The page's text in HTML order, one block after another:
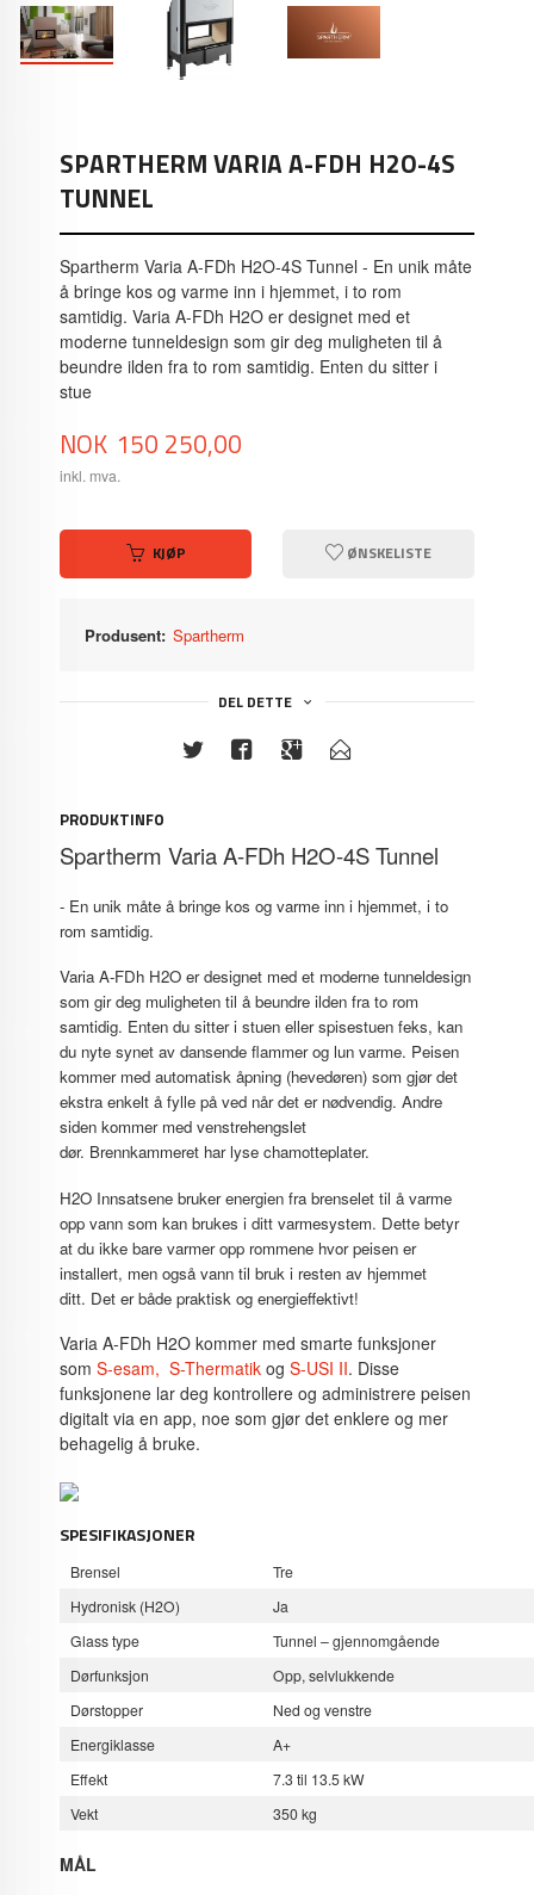
SPARTHERM VARIA A-FDH H2O-4S
TUNNEL
Spartherm Varia A-FDh H2O-4S Tunnel - En unik måte
å bringe kos og varme inn i hjemmet, i to rom
samtidig. Varia A-FDh H2O er designet med et
moderne tunneldesign som gir deg muligheten til å
beundre ilden fra to rom samtidig. Enten du sitter i
stue
Pris
NOK 150 250,00
inkl. mva.
KJØP ØNSKELISTE
Produsent: Spartherm
DEL DETTE
PRODUKTINFO
Spartherm Varia A-FDh H2O-4S Tunnel
- En unik måte å bringe kos og varme inn i hjemmet, i to
rom samtidig.
Varia A-FDh H2O er designet med et moderne tunneldesign
som gir deg muligheten til å beundre ilden fra to rom
samtidig. Enten du sitter i stuen eller spisestuen feks, kan
du nyte synet av dansende flammer og lun varme. Peisen
kommer med automatisk åpning (hevedøren) som gjør det
ekstra enkelt å fylle på ved når det er nødvendig. Andre
siden kommer med venstrehengslet
dør. Brennkammeret har lyse chamotteplater.
H2O Innsatsene bruker energien fra brenselet til å varme
opp vann som kan brukes i ditt varmesystem. Dette betyr
at du ikke bare varmer opp rommene hvor peisen er
installert, men også vann til bruk i resten av hjemmet
ditt. Det er både praktisk og energieffektivt!
Varia A-FDh H2O kommer med smarte funksjoner
somS-esam, S-Thermatik ogS-USI II. Disse
funksjonene lar deg kontrollere og administrere peisen
digitalt via en app, noe som gjør det enklere og mer
behagelig å bruke.
SPESIFIKASJONER
Brensel
Tre
Hydronisk (H2O)
Ja
Glass type
Tunnel – gjennomgående
Dørfunksjon
Opp, selvlukkende
Dørstopper
Ned og venstre
Energiklasse
A+
Effekt
7.3 til 13.5 kW
Vekt
350 kg
MÅL